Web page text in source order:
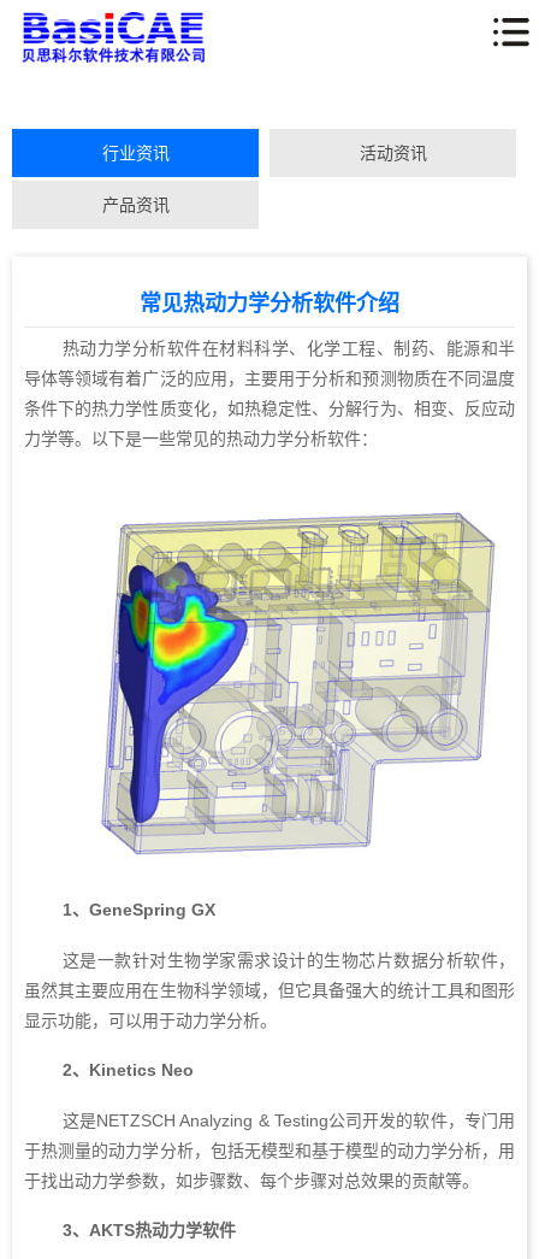
行业资讯 活动资讯
产品资讯
常见热动力学分析软件介绍
热动力学分析软件在材料科学、化学工程、制药、能源和半
导体等领域有着广泛的应用，主要用于分析和预测物质在不同温度
条件下的热力学性质变化，如热稳定性、分解行为、相变、反应动
力学等。以下是一些常见的热动力学分析软件：
1、GeneSpring GX
这是一款针对生物学家需求设计的生物芯片数据分析软件，
虽然其主要应用在生物科学领域，但它具备强大的统计工具和图形
显示功能，可以用于动力学分析。
2、Kinetics Neo
这是NETZSCH Analyzing & Testing公司开发的软件，专门用
于热测量的动力学分析，包括无模型和基于模型的动力学分析，用
于找出动力学参数，如步骤数、每个步骤对总效果的贡献等。
3、AKTS热动力学软件